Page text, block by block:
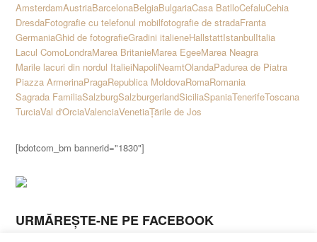
AmsterdamAustriaBarcelonaBelgiaBulgariaCasa BatlloCefaluCehia
DresdaFotografie cu telefonul mobilfotografie de stradaFranta
GermaniaGhid de fotografieGradini italieneHallstattIstanbulItalia
Lacul ComoLondraMarea BritanieMarea EgeeMarea Neagra
Marile lacuri din nordul ItalieiNapoliNeamtOlandaPadurea de Piatra
Piazza ArmerinaPragaRepublica MoldovaRomaRomania
Sagrada FamiliaSalzburgSalzburgerlandSiciliaSpaniaTenerifeToscana
TurciaVal d'OrciaValenciaVenetiaȚările de Jos
[bdotcom_bm bannerid="1830"]
URMĂREȘTE-NE PE FACEBOOK